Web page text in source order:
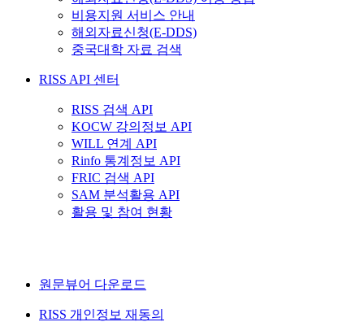
비용지원 서비스 안내
해외자료신청(E-DDS)
중국대학 자료 검색
RISS API 센터
RISS 검색 API
KOCW 강의정보 API
WILL 연계 API
Rinfo 통계정보 API
FRIC 검색 API
SAM 분석활용 API
활용 및 참여 현황
원문뷰어 다운로드
RISS 개인정보 재동의